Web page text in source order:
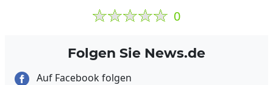
0
Folgen Sie News.de
Auf Facebook folgen